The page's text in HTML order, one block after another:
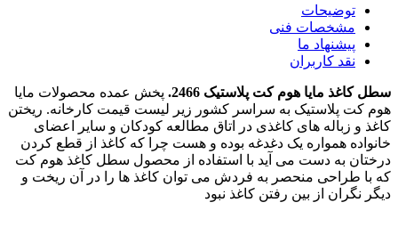
توضیحات
مشخصات فنی
پیشنهاد ما
نقد کاربران
سطل کاغذ مایا هوم کت پلاستیک 2466.
پخش عمده محصولات مایا
هوم کت پلاستیک به سراسر کشور زیر لیست قیمت کارخانه. ریختن
کاغذ و زباله های کاغذی در اتاق مطالعه کودکان و سایر اعضای
خانواده همواره یک دغدغه بوده و هست چرا که کاغذ از قطع کردن
درختان به دست می آید با استفاده از محصول سطل کاغذ هوم کت
که با طراحی منحصر به فردش می توان کاغذ ها را در آن ریخت و
دیگر نگران از بین رفتن کاغذ نبود